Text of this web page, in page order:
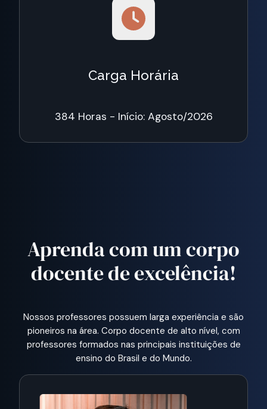
Carga Horária
384 Horas - Início: Agosto/2026
Aprenda com um corpo
docente de excelência!
Nossos professores possuem larga experiência e são
pioneiros na área. Corpo docente de alto nível, com
professores formados nas principais instituições de
ensino do Brasil e do Mundo.